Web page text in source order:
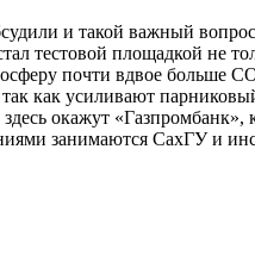
и такой важный
тестовой площадкой не
почти вдвое больше
как усиливают
окажут
занимаются СахГУ и